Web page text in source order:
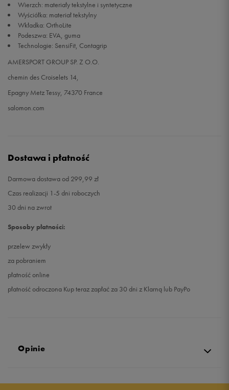
Wierzch: materiały tekstylne i syntetyczne
Wyściółka: materiał tekstylny
Wkładka: OrthoLite
Podeszwa: EVA, guma
Technologie: SensiFit, Contagrip
AMERSPORT GROUP SP. Z O.O.
chemin des Croiselets 14,
Epagny Metz Tessy, 74370 France
salomon.com
Dostawa i płatność
Darmowa dostawa od 299,99 zł
Czas realizacji 1-5 dni roboczych
30 dni na zwrot
Sposoby płatności:
przelew zwykły
za pobraniem
płatność online
płatność odroczona Kup teraz zapłać za 30 dni z Klarną lub PayPo
Opinie